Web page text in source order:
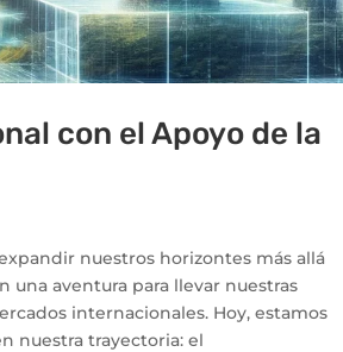
con el Apoyo de la
nuestros horizontes más allá
una aventura para llevar nuestras
internacionales. Hoy, estamos
nuestra trayectoria: el